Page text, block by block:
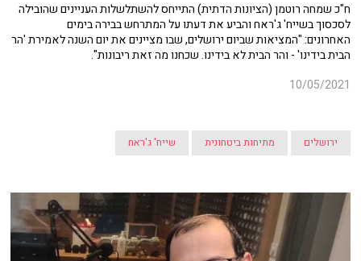
ח"כ שמחה רוטמן (הציונות הדתית) התייחס להשתלשלות העניינים שהובילה
לסכסוך בשייח' ג'ראח והביע את דעתו על המתרחש בבירה בימים
האחרונים: "המציאות שביום ירושלים, שבו מציינים את יום השנה לאמירת 'הר
הבית בידינו' - והר הבית לא בידינו. שכחנו מה זאת ריבונות".
10/05/2021
ירושלים מתיחות ביטחונית שייח' ג'ראח